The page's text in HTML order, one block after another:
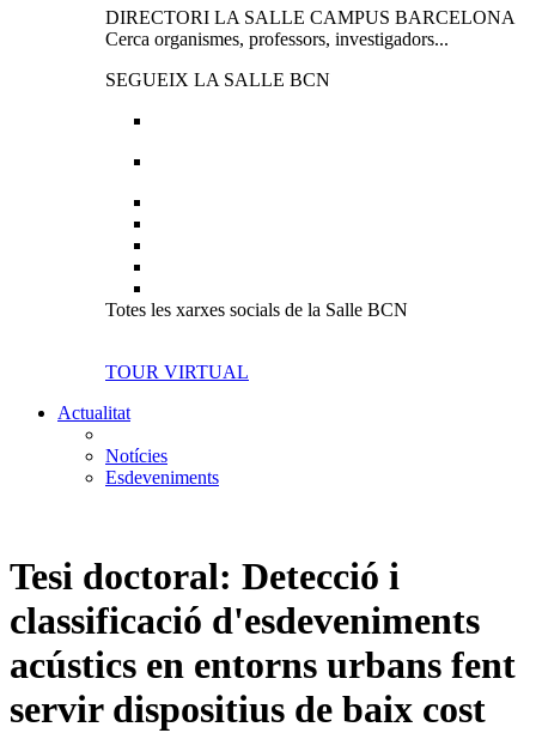
DIRECTORI LA SALLE CAMPUS BARCELONA
Cerca organismes, professors, investigadors...
SEGUEIX LA SALLE BCN
Totes les xarxes socials de la Salle BCN
TOUR VIRTUAL
Actualitat
Notícies
Esdeveniments
Tesi doctoral: Detecció i
classificació d'esdeveniments
acústics en entorns urbans fent
servir dispositius de baix cost